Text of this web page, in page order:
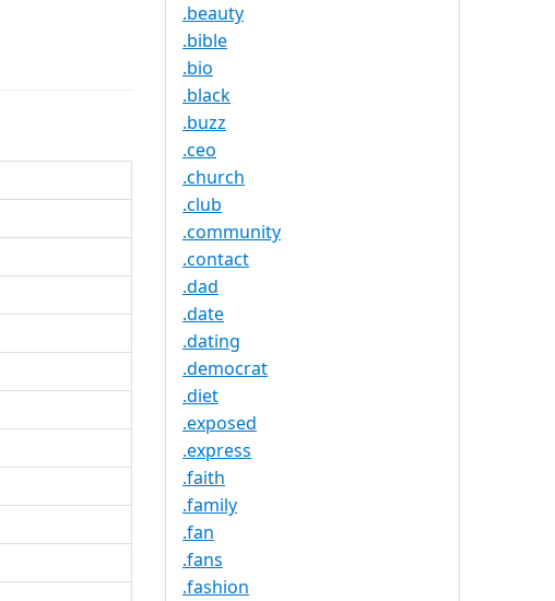
.beauty
.bible
.bio
.black
.buzz
.ceo
.church
.club
.community
.contact
.dad
.date
.dating
.democrat
.diet
.exposed
.express
.faith
.family
.fan
.fans
.fashion